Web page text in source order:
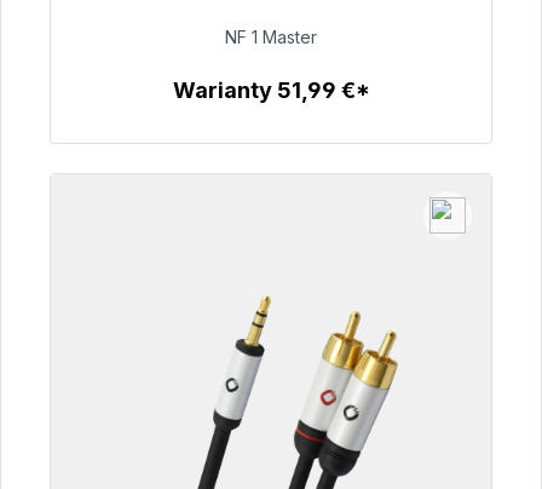
99,00 €
NF 1 Master
Warianty 51,99 €*